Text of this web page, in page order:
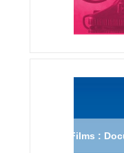
Films :